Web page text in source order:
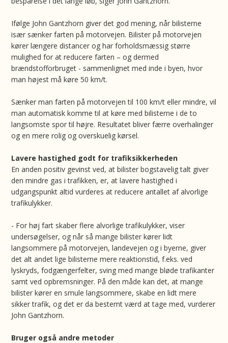
Ifølge John Gantzhorn giver det god mening, når bilisterne
især sænker farten på motorvejen. Bilister på motorvejen
kører længere distancer og har forholdsmæssig større
mulighed for at reducere farten – og dermed
brændstofforbruget - sammenlignet med inde i byen, hvor
man højest må køre 50 km/t.
Sænker man farten på motorvejen til 100 km/t eller mindre, vil
man automatisk komme til at køre med bilisterne i de to
langsomste spor til højre. Resultatet bliver færre overhalinger
og en mere rolig og overskuelig kørsel.
Lavere hastighed godt for trafiksikkerheden
En anden positiv gevinst ved, at bilister bogstavelig talt giver
den mindre gas i trafikken, er, at lavere hastighed i
udgangspunkt altid vurderes at reducere antallet af alvorlige
trafikulykker.
- For høj fart skaber flere alvorlige trafikulykker, viser
undersøgelser, og når så mange bilister kører lidt
langsommere på motorvejen, landevejen og i byerne, giver
det alt andet lige bilisterne mere reaktionstid, f.eks. ved
lyskryds, fodgængerfelter, sving med mange bløde trafikanter
samt ved opbremsninger. På den måde kan det, at mange
bilister kører en smule langsommere, skabe en lidt mere
sikker trafik, og det er da bestemt værd at tage med, vurderer
John Gantzhorn.
Bruger også andre metoder